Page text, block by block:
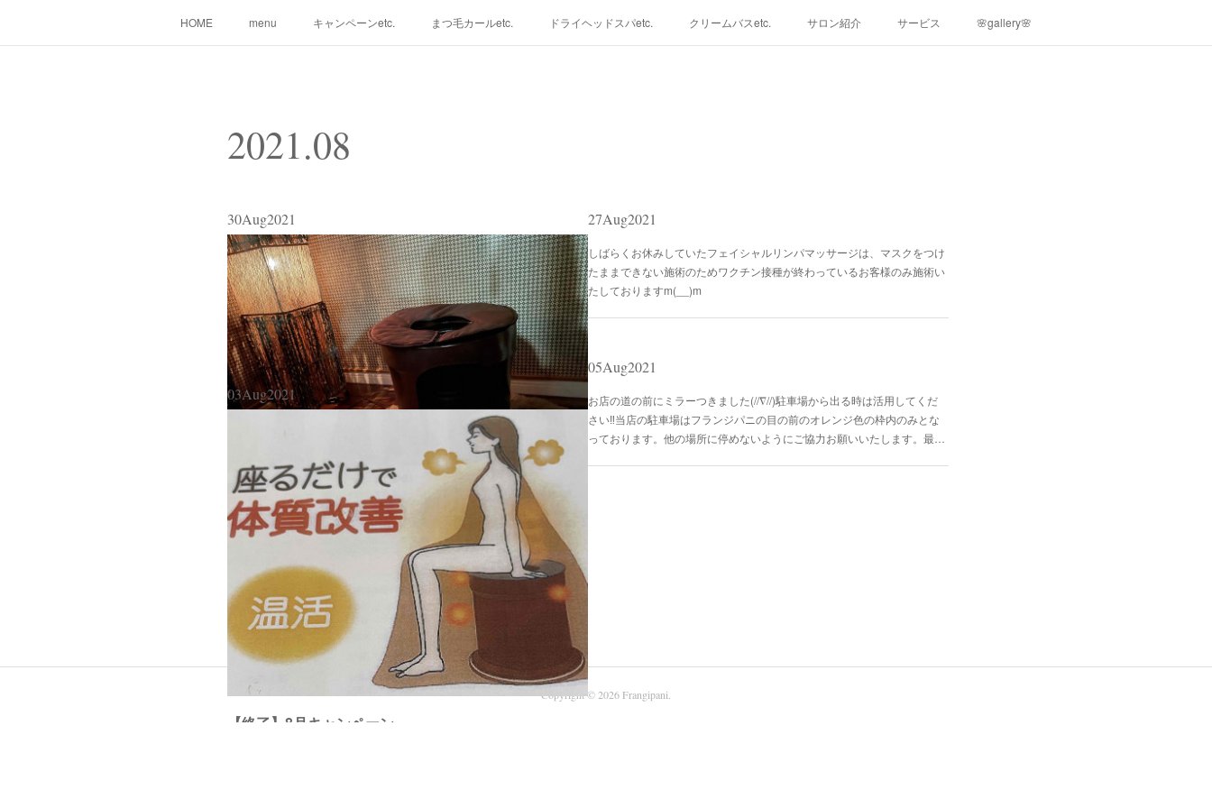
HOME menu キャンペーンetc. まつ毛カールetc. ドライヘッドスパetc. クリームバスetc. サロン紹介 サービス 🌸gallery🌸
2021.08
30Aug2021
よもぎ蒸しはじめました！
よもぎ蒸しについてはこちらから♡
27Aug2021
しばらくお休みしていたフェイシャルリンパマッサージは、マスクをつけ
たままできない施術のためワクチン接種が終わっているお客様のみ施術い
たしておりますm(__)m
05Aug2021
お店の道の前にミラーつきました(//∇//)駐車場から出る時は活用してくだ
さい‼︎当店の駐車場はフランジパニの目の前のオレンジ色の枠内のみとな
っております。他の場所に停めないようにご協力お願いいたします。最…
03Aug2021
【終了】8月キャンペーン
Copyright © 2026Frangipani